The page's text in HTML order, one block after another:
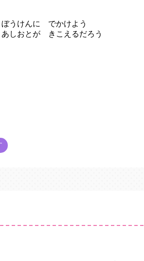
うけんに でかけよう
しおとが きこえるだろう